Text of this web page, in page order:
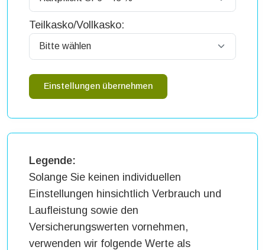
Teilkasko/Vollkasko:
Einstellungen übernehmen
Legende:
Solange Sie keinen individuellen
Einstellungen hinsichtlich Verbrauch und
Laufleistung sowie den
Versicherungswerten vornehmen,
verwenden wir folgende Werte als